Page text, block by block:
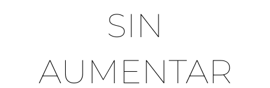
SIN
AUMENTAR